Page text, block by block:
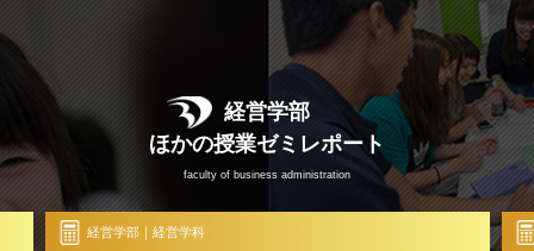
経営学部
ほかの授業ゼミレポート
faculty of business administration
経営学部｜経営学科